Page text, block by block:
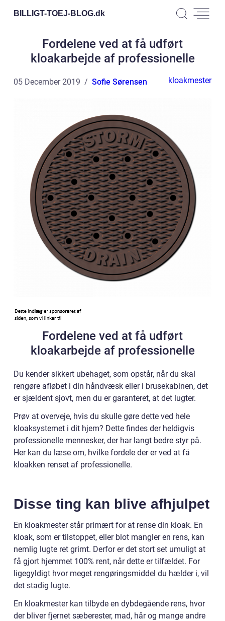
BILLIGT-TOEJ-BLOG.dk
Fordelene ved at få udført
kloakarbejde af professionelle
05 December 2019 Sofie Sørensen kloakmester
Fordelene ved at få udført
kloakarbejde af professionelle
Du kender sikkert ubehaget, som opstår, når du skal
rengøre afløbet i din håndvæsk eller i brusekabinen, det
er sjældent sjovt, men du er garanteret, at det lugter.
Prøv at overveje, hvis du skulle gøre dette ved hele
kloaksystemet i dit hjem? Dette findes der heldigvis
professionelle mennesker, der har langt bedre styr på.
Her kan du læse om, hvilke fordele der er ved at få
kloakken renset af professionelle.
Disse ting kan blive afhjulpet
En kloakmester står primært for at rense din kloak. En
kloak, som er tilstoppet, eller blot mangler en rens, kan
nemlig lugte ret grimt. Derfor er det stort set umuligt at
få gjort hjemmet 100% rent, når dette er tilfældet. For
ligegyldigt hvor meget rengøringsmiddel du hælder i, vil
det stadig lugte.
En kloakmester kan tilbyde en dybdegående rens, hvor
der bliver fjernet sæberester, mad, hår og mange andre